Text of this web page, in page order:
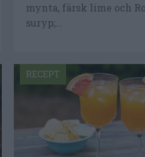
mynta, färsk lime och
suryp;...
RECEPT